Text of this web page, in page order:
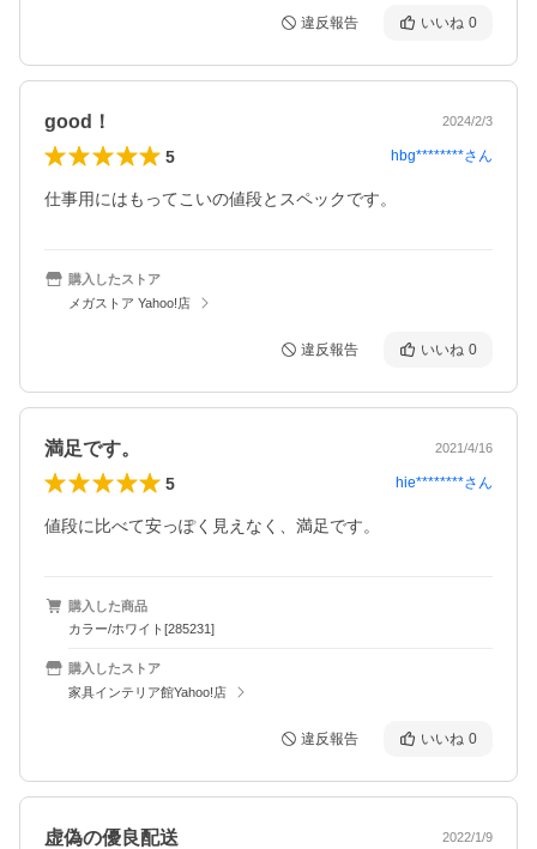
違反報告 いいね 0
good！ 2024/2/3
5 hbg********さん
仕事用にはもってこいの値段とスペックです。
購入したストア
メガストア Yahoo!店
違反報告 いいね 0
満足です。 2021/4/16
5 hie********さん
値段に比べて安っぽく見えなく、満足です。
購入した商品
カラー/ホワイト[285231]
購入したストア
家具インテリア館Yahoo!店
違反報告 いいね 0
虚偽の優良配送 2022/1/9